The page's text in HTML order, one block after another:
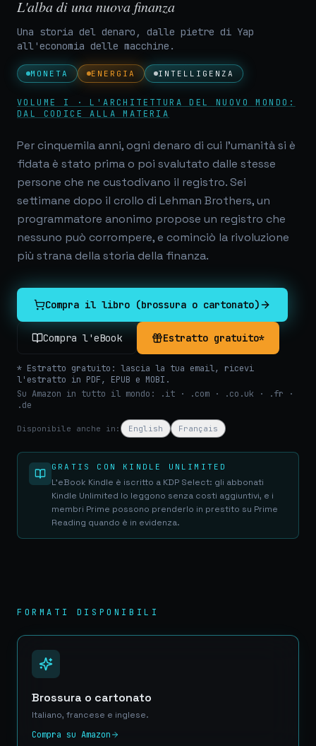
L'alba di una nuova finanza
Una storia del denaro, dalle pietre di Yap
all'economia delle macchine.
MONETA ENERGIA INTELLIGENZA
VOLUME I · L'ARCHITETTURA DEL NUOVO MONDO:
DAL CODICE ALLA MATERIA
Per cinquemila anni, ogni denaro di cui l'umanità si è
fidata è stato prima o poi svalutato dalle stesse
persone che ne custodivano il registro. Sei
settimane dopo il crollo di Lehman Brothers, un
programmatore anonimo propose un registro che
nessuno può corrompere, e cominciò la rivoluzione
più strana della storia della finanza.
Compra il libro (brossura o cartonato)
Compra l'eBook Estratto gratuito*
* Estratto gratuito: lascia la tua email, ricevi
l'estratto in PDF, EPUB e MOBI.
Su Amazon in tutto il mondo: .it · .com · .co.uk · .fr ·
.de
Disponibile anche in: English Français
GRATIS CON KINDLE UNLIMITED
L'eBook Kindle è iscritto a KDP Select: gli abbonati
Kindle Unlimited lo leggono senza costi aggiuntivi, e i
membri Prime possono prenderlo in prestito su Prime
Reading quando è in evidenza.
FORMATI DISPONIBILI
Brossura o cartonato
Italiano, francese e inglese.
Compra su Amazon